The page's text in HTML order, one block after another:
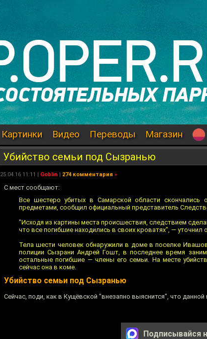
Картинки Видео Переводы Магазин
Убийство семьи под Сызранью
25.04.16 11:11 | Goblin | 274 комментария »
С мест сообщают:
Все шестеро убитых в Самарской области скончались
предметами, сообщил официальный представитель
"Исходя из картины места происшествия, следствием
что все погибшие находились в своих кроватях", — уточнил
Тела шести человек обнаружили в доме в поселке
полиции Сызрани Андрей Гошт, в последнее время
остальные погибшие — члены его семьи. На месте
сейчас она в коме.
Убийство семьи под Сызранью
Сейчас, поди, как в Кущёвской "внезапно выяснится", что
Подписывайся